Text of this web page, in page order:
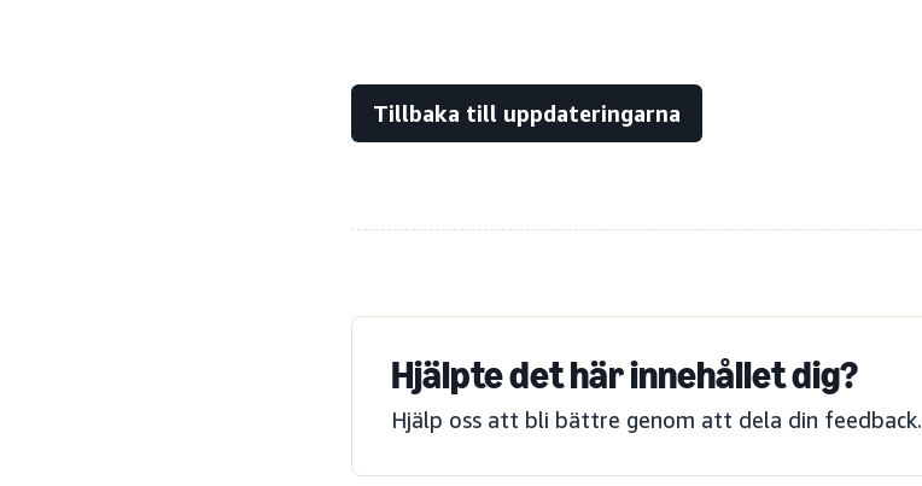
Tillbaka till uppdateringarna
Hjälpte det här innehållet dig?
Hjälp oss att bli bättre genom att dela din feedback.